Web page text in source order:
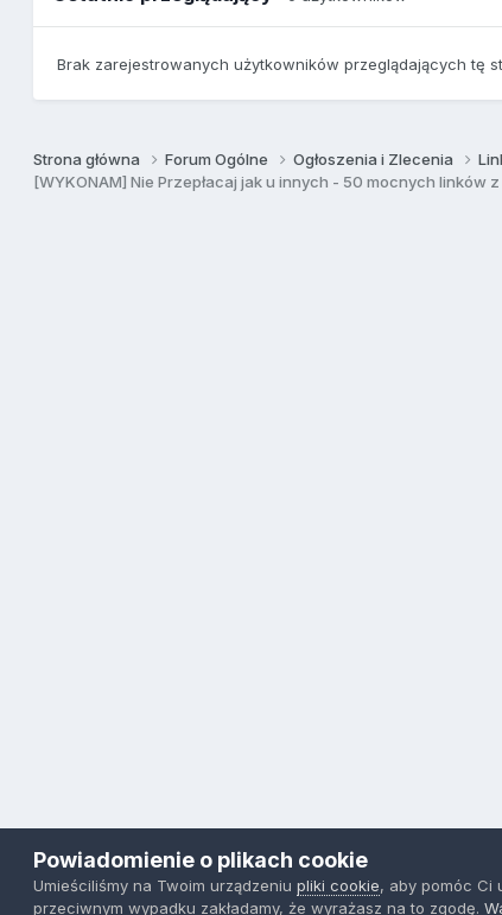
Brak zarejestrowanych użytkowników przeglądających tę
Strona główna Forum Ogólne Ogłoszenia i Zlecenia
Powiadomienie o plikach cookie
Umieściliśmy na Twoim urządzeniupliki cookie, aby pomóc Ci
przeciwnym wypadku zakładamy, że wyrażasz na to zgodę.